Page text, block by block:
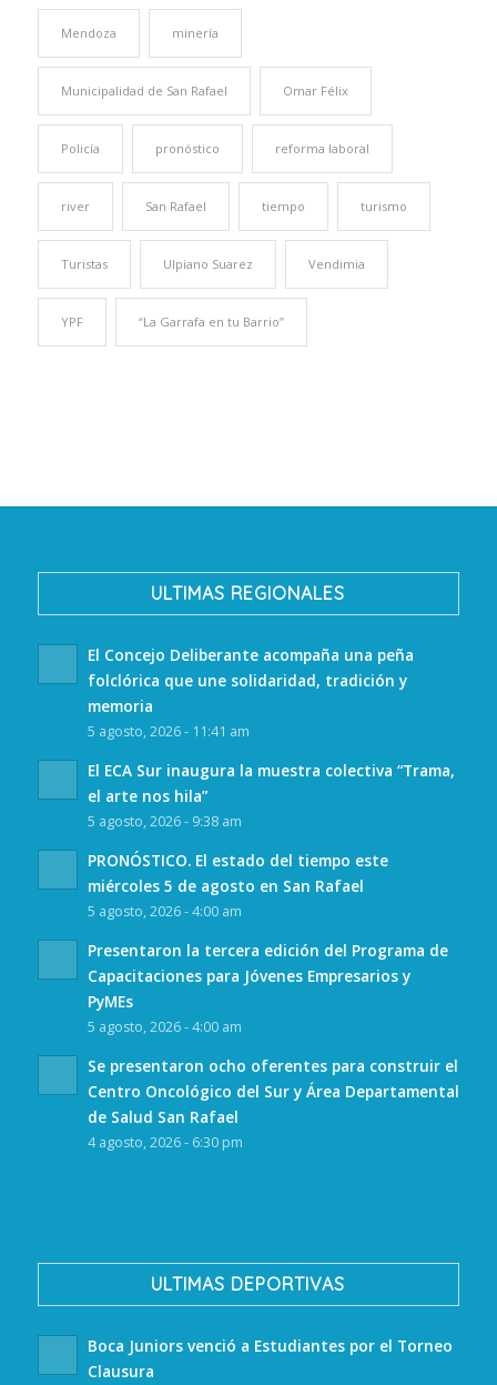
Mendoza minería
Municipalidad de San Rafael Omar Félix
Policía pronóstico reforma laboral
river San Rafael tiempo turismo
Turistas Ulpiano Suarez Vendimia
YPF “La Garrafa en tu Barrio”
ULTIMAS REGIONALES
El Concejo Deliberante acompaña una peña
folclórica que une solidaridad, tradición y
memoria
5 agosto, 2026 - 11:41 am
El ECA Sur inaugura la muestra colectiva “Trama,
el arte nos hila”
5 agosto, 2026 - 9:38 am
PRONÓSTICO. El estado del tiempo este
miércoles 5 de agosto en San Rafael
5 agosto, 2026 - 4:00 am
Presentaron la tercera edición del Programa de
Capacitaciones para Jóvenes Empresarios y
PyMEs
5 agosto, 2026 - 4:00 am
Se presentaron ocho oferentes para construir el
Centro Oncológico del Sur y Área Departamental
de Salud San Rafael
4 agosto, 2026 - 6:30 pm
ULTIMAS DEPORTIVAS
Boca Juniors venció a Estudiantes por el Torneo
Clausura